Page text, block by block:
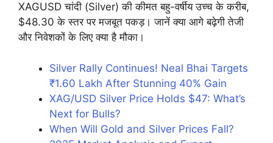
XAGUSD चांदी (Silver) की कीमत बहु-वर्षीय उच्च के करीब,
$48.30 के स्तर पर मजबूत पकड़। जानें क्या आगे बढ़ेगी तेजी
और निवेशकों के लिए क्या है मौका।
Silver Rally Continues! Neal Bhai Targets
₹1.60 Lakh After Stunning 40% Gain
XAG/USD Silver Price Holds $47: What’s
Next for Bulls?
When Will Gold and Silver Prices Fall?